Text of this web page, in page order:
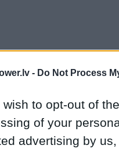
- Do Not Process
wish to opt-out of
of your
advertising by